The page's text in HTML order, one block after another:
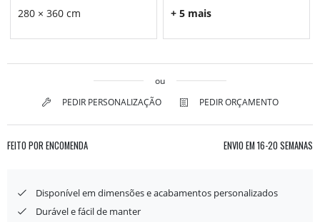
280 × 360 cm + 5 mais
ou
PEDIR PERSONALIZAÇÃO
PEDIR ORÇAMENTO
FEITO POR ENCOMENDA ENVIO EM 16-20 SEMANAS
Disponível em dimensões e acabamentos personalizados
Durável e fácil de manter